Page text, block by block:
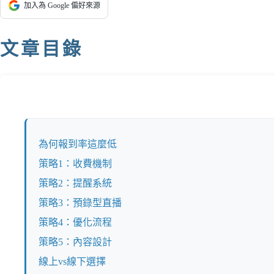
加入為 Google 偏好來源
文章目錄
為何報到率這麼低
策略1：收費機制
策略2：提醒系統
策略3：預錄型直播
策略4：優化流程
策略5：內容設計
線上vs線下選擇